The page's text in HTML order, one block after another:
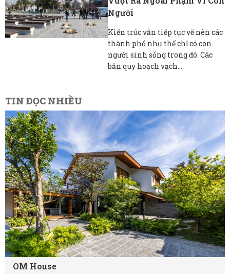
Người
Kiến trúc vẫn tiếp tục vẽ nên các
thành phố như thể chỉ có con
người sinh sống trong đó. Các
bản quy hoạch vạch...
TIN ĐỌC NHIỀU
OM House